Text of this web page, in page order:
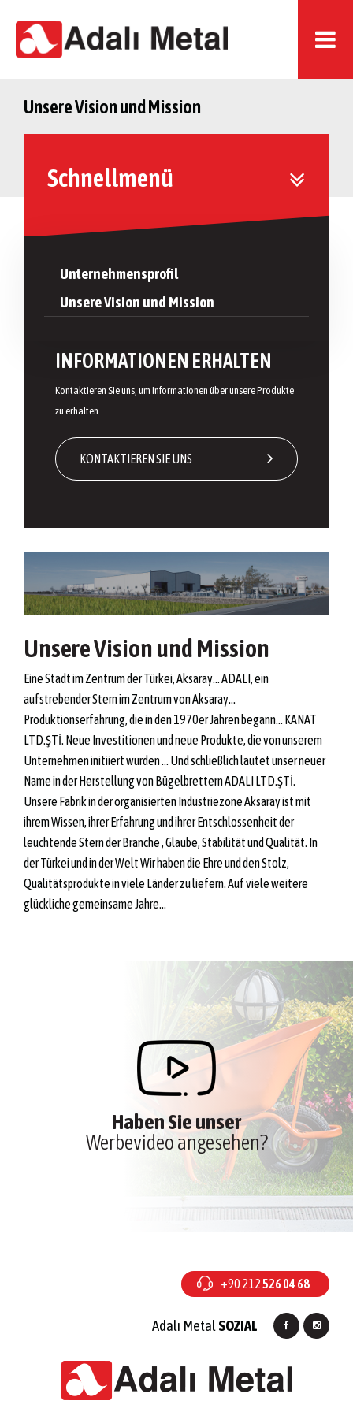
Unsere Vision und Mission
Schnellmenü
Unternehmensprofil
Unsere Vision und Mission
INFORMATIONEN ERHALTEN
Kontaktieren Sie uns, um Informationen über unsere Produkte
zu erhalten.
KONTAKTIEREN SIE UNS
Unsere Vision und Mission
Eine Stadt im Zentrum der Türkei, Aksaray… ADALI, ein
aufstrebender Stern im Zentrum von Aksaray…
Produktionserfahrung, die in den 1970er Jahren begann… KANAT
LTD.ŞTİ. Neue Investitionen und neue Produkte, die von unserem
Unternehmen initiiert wurden ... Und schließlich lautet unser neuer
Name in der Herstellung von Bügelbrettern ADALI LTD.ŞTİ.
Unsere Fabrik in der organisierten Industriezone Aksaray ist mit
ihrem Wissen, ihrer Erfahrung und ihrer Entschlossenheit der
leuchtende Stern der Branche , Glaube, Stabilität und Qualität. In
der Türkei und in der Welt Wir haben die Ehre und den Stolz,
Qualitätsprodukte in viele Länder zu liefern. Auf viele weitere
glückliche gemeinsame Jahre...
Haben Sie unser
Werbevideo angesehen?
+90 212526 04 68
Adalı Metal SOZIAL